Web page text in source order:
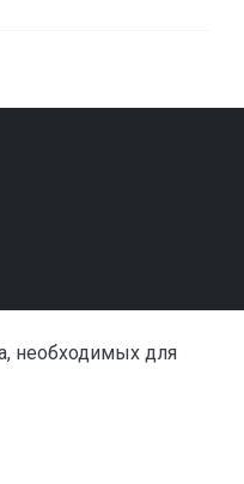
необходимых для